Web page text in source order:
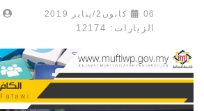
06 كانون2/يناير 2019
الزيارات: 12174